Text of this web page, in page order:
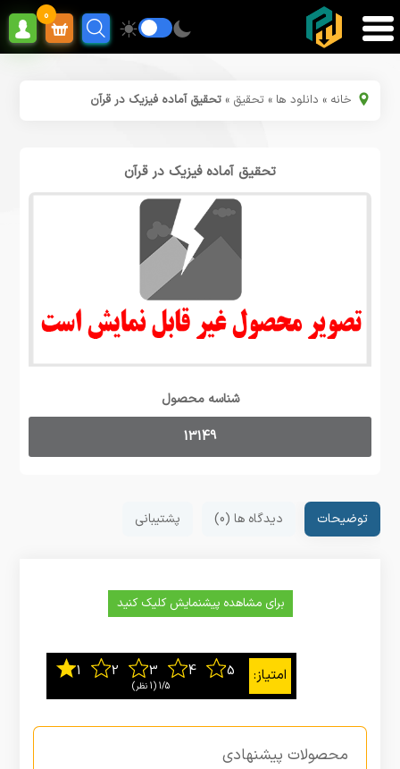
0
خانه » دانلود ها » تحقیق »تحقیق آماده فیزیک در قرآن
تحقیق آماده فیزیک در قرآن
شناسه محصول
13149
توضیحات دیدگاه ها (0) پشتیبانی
برای مشاهده پیشنمایش کلیک کنید
1/5 ‫(1 نظر)
محصولات پیشنهادی